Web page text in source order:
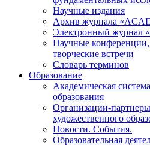
Научные издания
Архив журнала
Электронный журнал
Научные
творческие встречи
Словарь терминов
Образование
Академическая
образования
Организации-
художественного
Новости. События.
Образовательная